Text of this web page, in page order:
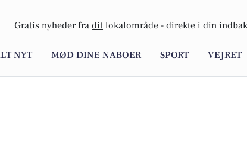
Gratis nyheder fra dit lokalområde - direkte i din
NYT MØD DINE NABOER SPORT VEJRET